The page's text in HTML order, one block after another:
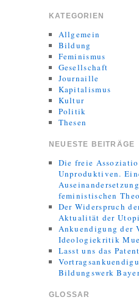
KATEGORIEN
Allgemein
Bildung
Feminismus
Gesellschaft
Journaille
Kapitalismus
Kultur
Politik
Thesen
NEUESTE BEITRÄGE
Die freie
Unproduktiven.
feministischen
Der Widerspruch
Aktualität der
Ankuendigung der
Ideologiekritik
Lasst uns das
Bildungswerk
GLOSSAR